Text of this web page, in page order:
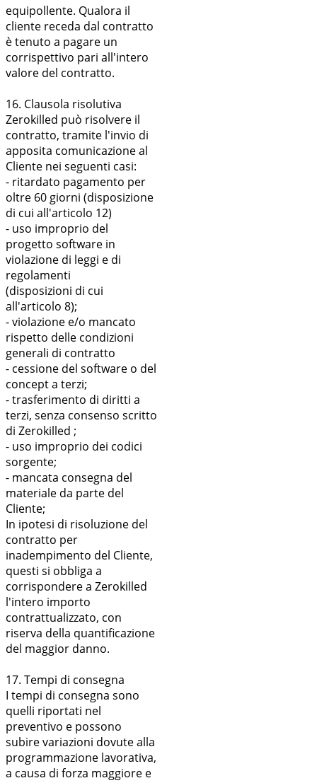
equipollente. Qualora il
cliente receda dal contratto
è tenuto a pagare un
corrispettivo pari all'intero
valore del contratto.
16. Clausola risolutiva
Zerokilled può risolvere il
contratto, tramite l'invio di
apposita comunicazione al
Cliente nei seguenti casi:
- ritardato pagamento per
oltre 60 giorni (disposizione
di cui all'articolo 12)
- uso improprio del
progetto software in
violazione di leggi e di
regolamenti
(disposizioni di cui
all'articolo 8);
- violazione e/o mancato
rispetto delle condizioni
generali di contratto
- cessione del software o del
concept a terzi;
- trasferimento di diritti a
terzi, senza consenso scritto
di Zerokilled ;
- uso improprio dei codici
sorgente;
- mancata consegna del
materiale da parte del
Cliente;
In ipotesi di risoluzione del
contratto per
inadempimento del Cliente,
questi si obbliga a
corrispondere a Zerokilled
l'intero importo
contrattualizzato, con
riserva della quantificazione
del maggior danno.
17. Tempi di consegna
I tempi di consegna sono
quelli riportati nel
preventivo e possono
subire variazioni dovute alla
programmazione lavorativa,
a causa di forza maggiore e